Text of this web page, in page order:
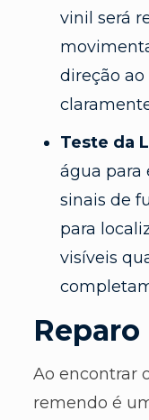
vinil será
direção
Teste da
água para
sinais de
para
visíveis
Ao encontrar
remendo é